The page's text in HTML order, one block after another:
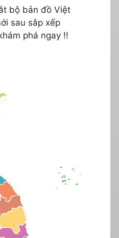
bộ bản đồ Việt
sau sắp xếp
phá ngay !!